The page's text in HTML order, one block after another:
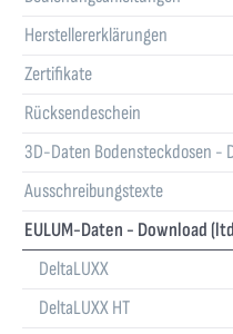
Herstellererklärungen
Zertifikate
Rücksendeschein
3D-Daten Bodensteckdosen -
Ausschreibungstexte
EULUM-Daten - Download
DeltaLUXX
DeltaLUXX HT